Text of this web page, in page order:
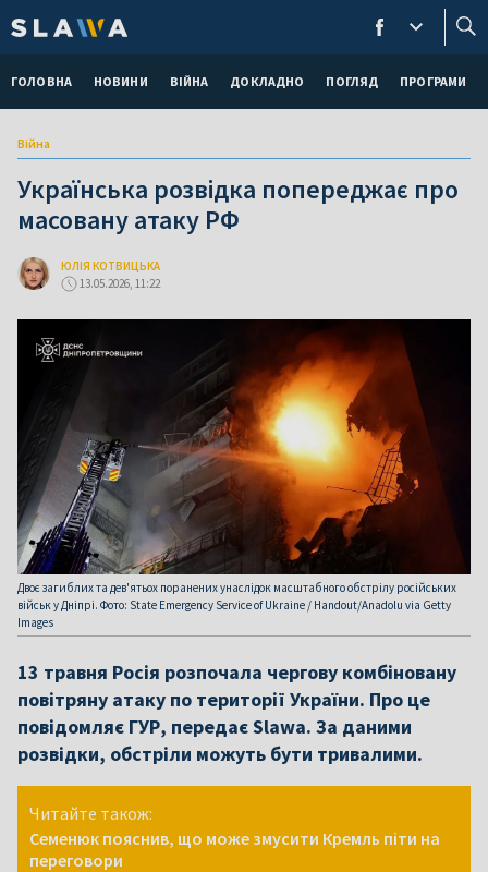
ГОЛОВНА НОВИНИ ВІЙНА ДОКЛАДНО ПОГЛЯД ПРОГРАМИ
Війна
Українська розвідка попереджає про
масовану атаку РФ
ЮЛІЯ КОТВИЦЬКА
13.05.2026, 11:22
Двоє загиблих та дев'ятьох поранених унаслідок масштабного обстрілу російських
військ у Дніпрі. Фото: State Emergency Service of Ukraine / Handout/Anadolu via Getty
Images
13 травня Росія розпочала чергову комбіновану
повітряну атаку по території України. Про це
повідомляє ГУР, передає Slawa. За даними
розвідки, обстріли можуть бути тривалими.
Читайте також:
Семенюк пояснив, що може змусити Кремль піти на
переговори